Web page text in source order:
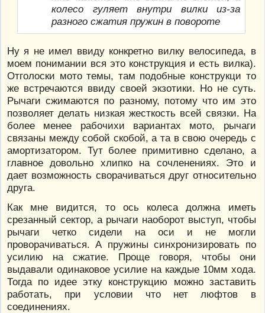
колесо гуляет внутри вилки из-за
разного сжатия пружин в повороте
Ну я не имел ввиду конкретно вилку велосипеда, в
моем понимании вся это конструкция и есть вилка).
Отголоски мото темы, там подобные конструкци то
же встречаются ввиду своей экзотики. Но не суть.
Рычаги сжимаются по разному, потому что им это
позволяет делать низкая жесткость всей связки. На
более менее рабочихи вариантах мото, рычаги
связаны между собой скобой, а та в свою очередь с
амортизатором. Тут более примитивно сделано, а
главное довольно хлипко на сочленениях. Это и
дает возможность сворачиваться друг относительно
друга.
Как мне видится, то ось колеса должна иметь
срезанный сектор, а рычаги наоборот выступ, чтобы
рычаги четко сидели на оси и не могли
проворачиваться. А пружины синхронизировать по
усилию на сжатие. Проще говоря, чтобы они
выдавали одинаковое усилие на каждые 10мм хода.
Тогда по идее этку конструкцию можно заставить
работать, при условии что нет люфтов в
соединениях.